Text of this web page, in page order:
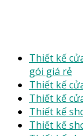
Thiết kế
gói giá rẻ
Thiết kế
Thiết kế
Thiết kế
Thiết kế